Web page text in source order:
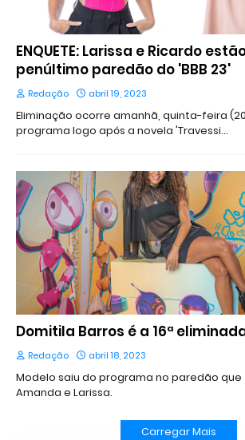
ENQUETE: Larissa e Ricardo
penúltimo paredão do 'BBB 23'
Redação abril 19, 2023
Eliminação ocorre amanhã, quinta-feira
programa logo após a novela 'Travessi…
Domitila Barros é a 16ª
Redação abril 18, 2023
Modelo saiu do programa no paredão
Amanda e Larissa.
Carregar Mais